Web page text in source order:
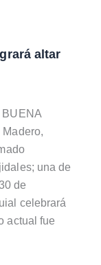
altar
BUENA
una de
de
celebrará
actual fue